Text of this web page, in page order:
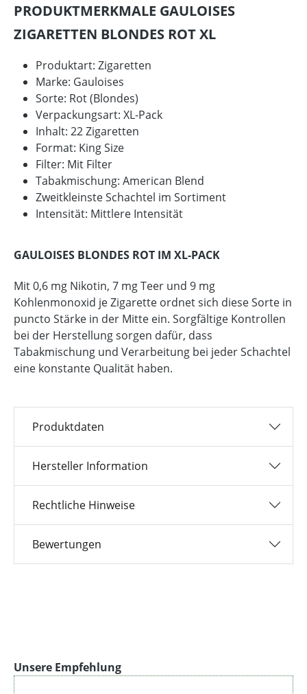
PRODUKTMERKMALE GAULOISES
ZIGARETTEN BLONDES ROT XL
Produktart: Zigaretten
Marke: Gauloises
Sorte: Rot (Blondes)
Verpackungsart: XL-Pack
Inhalt: 22 Zigaretten
Format: King Size
Filter: Mit Filter
Tabakmischung: American Blend
Zweitkleinste Schachtel im Sortiment
Intensität: Mittlere Intensität
GAULOISES BLONDES ROT IM XL-PACK
Mit 0,6 mg Nikotin, 7 mg Teer und 9 mg
Kohlenmonoxid je Zigarette ordnet sich diese Sorte in
puncto Stärke in der Mitte ein. Sorgfältige Kontrollen
bei der Herstellung sorgen dafür, dass
Tabakmischung und Verarbeitung bei jeder Schachtel
eine konstante Qualität haben.
Produktdaten
Hersteller Information
Rechtliche Hinweise
Bewertungen
Produktgalerie überspringen
Unsere Empfehlung